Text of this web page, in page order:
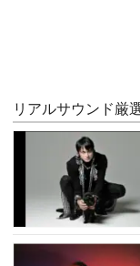
リアルサウンド厳